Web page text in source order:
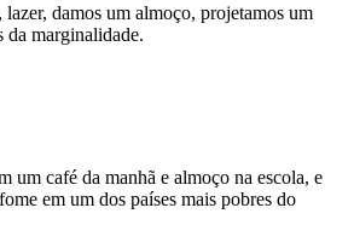
lazer, damos um almoço, projetamos um
da marginalidade.
um café da manhã e almoço na escola, e
em um dos países mais pobres do